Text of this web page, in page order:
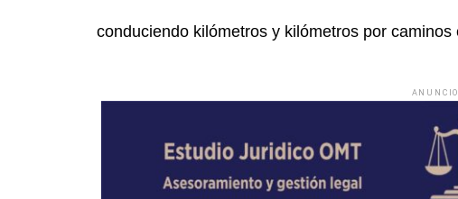
conduciendo kilómetros y kilómetros por
ANUNCIO